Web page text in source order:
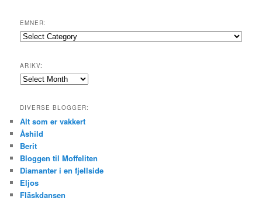
EMNER:
Emner:
ARIKV:
Arikv:
DIVERSE BLOGGER:
Alt som er vakkert
Åshild
Berit
Bloggen til Moffeliten
Diamanter i en fjellside
Eljos
Fläskdansen